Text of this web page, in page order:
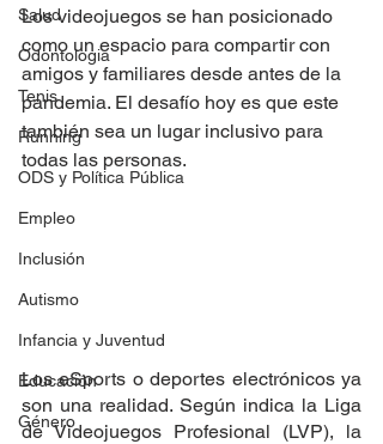
Salud
Odontologia
Tenis
Running
ODS y Política Pública
Empleo
Inclusión
Autismo
Infancia y Juventud
Educación
Género
Los videojuegos se han posicionado
como un espacio para compartir con
amigos y familiares desde antes de la
pandemia. El desafío hoy es que este
también sea un lugar inclusivo para
todas las personas.
Los eSports o deportes electrónicos ya
son una realidad. Según indica la Liga
de Videojuegos Profesional (LVP), la